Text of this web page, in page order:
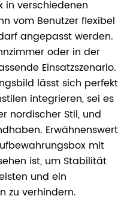
in verschiedenen
vom Benutzer flexibel
angepasst werden.
oder in der
Einsatzszenario.
lässt sich perfekt
integrieren, sei es
nordischer Stil, und
Erwähnenswert
mit
ist, um Stabilität
und ein
zu verhindern.